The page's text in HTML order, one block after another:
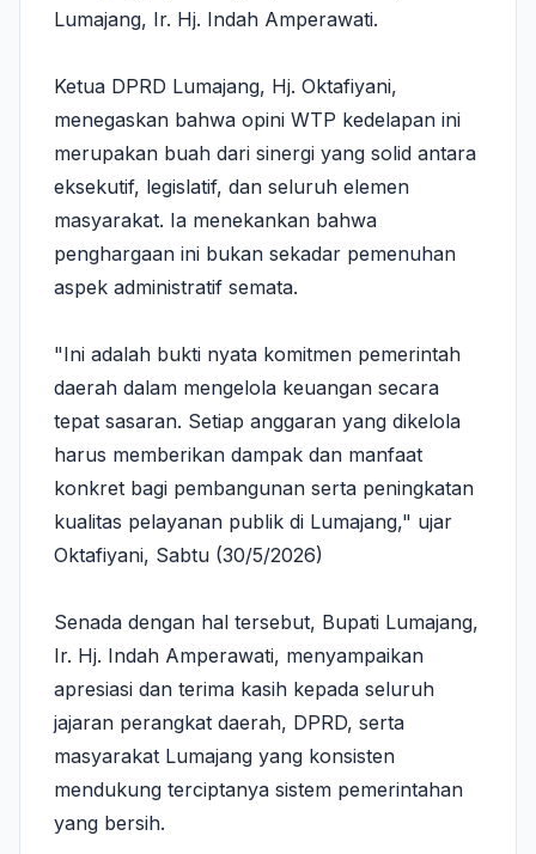
Lumajang, Ir. Hj. Indah Amperawati.
Ketua DPRD Lumajang, Hj. Oktafiyani,
menegaskan bahwa opini WTP kedelapan ini
merupakan buah dari sinergi yang solid antara
eksekutif, legislatif, dan seluruh elemen
masyarakat. Ia menekankan bahwa
penghargaan ini bukan sekadar pemenuhan
aspek administratif semata.
"Ini adalah bukti nyata komitmen pemerintah
daerah dalam mengelola keuangan secara
tepat sasaran. Setiap anggaran yang dikelola
harus memberikan dampak dan manfaat
konkret bagi pembangunan serta peningkatan
kualitas pelayanan publik di Lumajang," ujar
Oktafiyani, Sabtu (30/5/2026)
Senada dengan hal tersebut, Bupati Lumajang,
Ir. Hj. Indah Amperawati, menyampaikan
apresiasi dan terima kasih kepada seluruh
jajaran perangkat daerah, DPRD, serta
masyarakat Lumajang yang konsisten
mendukung terciptanya sistem pemerintahan
yang bersih.